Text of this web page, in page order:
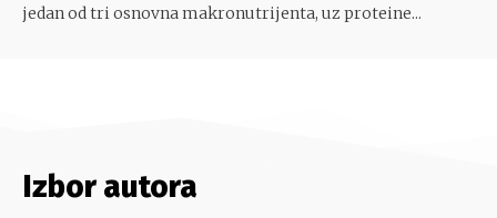
jedan od tri osnovna makronutrijenta, uz proteine...
Izbor autora